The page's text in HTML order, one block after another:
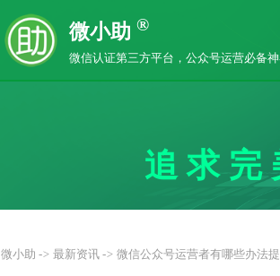
微小助 ®
微信认证第三方平台，公众号运营必备神
追求完
微小助 -> 最新资讯 -> 微信公众号运营者有哪些办法